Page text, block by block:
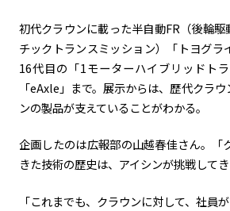
初代クラウンに載った半自動FR （後輪
チックトランスミッション）「トヨグラ
16代目の「1モーターハイブリッドト
「eAxle 」まで。展示からは、歴代クラ
ンの製品が支えていることがわかる。
企画したのは広報部の山越春佳さん。「
きた技術の歴史は、アイシンが挑戦してき
「これまでも、クラウンに対して、社員